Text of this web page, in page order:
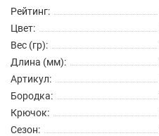
Рейтинг:
Цвет:
Вес (гр):
Длина (мм):
Артикул:
Бородка:
Крючок:
Сезон: